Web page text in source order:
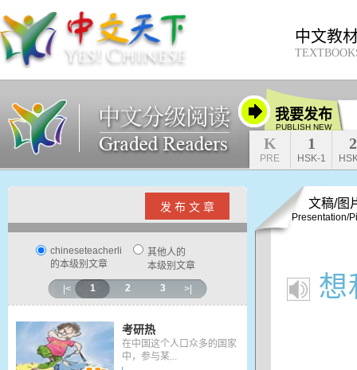
中文教
我要发布
PUBLISH NEW
K
PRE
1
HSK-1
2
发 布 文 章
chineseteacherli
的本级别文章
其他人的
本级别文章
|< 1 2 3 >|
考研热
在中国这个人口众多的国家
中，参与某...
文稿/图
Presentation/
想